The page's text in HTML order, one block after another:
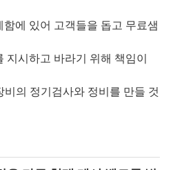
에 있어 고객들을 돕고 무료샘
지시하고 바라기 위해 책임이
비의 정기검사와 정비를 만들 것